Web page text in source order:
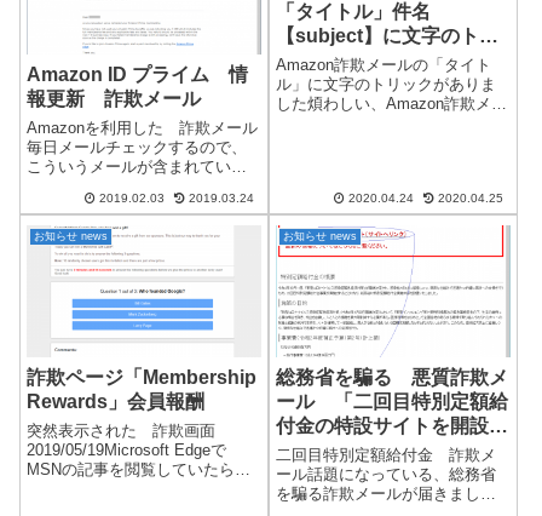
Amazon ID プライム 情
報更新 詐欺メール
Amazonを利用した 詐欺メール
毎日メールチェックするので、
こういうメールが含まれている
迷惑メールに振り分けますが、
まれに必要メールが間違いで迷
惑メールになる場合があるので
一応確認します。この件は、今
回で終わ...
2019.02.03 2019.03.24
「タイトル」件名
【subject】に文字のトリ
ック
Amazon詐欺メールの「タイト
ル」に文字のトリックがありま
した煩わしい、Amazon詐欺メー
けは、なぜかフィルターを通
過...
2020.04.24 2020.04.25
お知らせ news
詐欺ページ「Membership
Rewards」会員報酬
突然表示された 詐欺画面
2019/05/19Microsoft Edgeで
MSNの記事を閲覧していたら、
お知らせ news
総務省を騙る 悪質詐欺メ
ール 「二回目特別定額給
付金の特設サイトを開設し
ました。」
二回目特別定額給付金 詐欺メ
ール話題になっている、総務省
を騙る詐欺メールが届きまし